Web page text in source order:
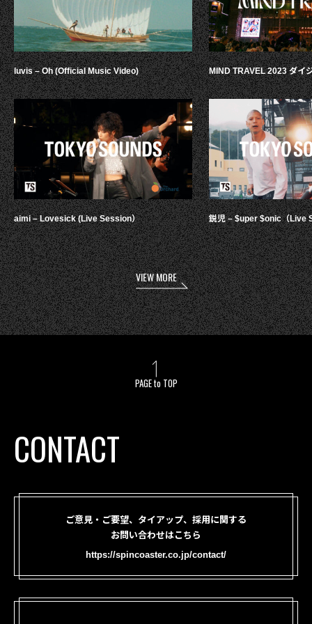
luvis – Oh (Official Music Video)
aimi – Lovesick (Live Session）
MIND TRAVEL 2023 ダイ
鋭児 – $uper $onic（Live
VIEW MORE
PAGE to TOP
CONTACT
ご意見・ご要望、タイアップ、採用に関する
お問い合わせはこちら
https://spincoaster.co.jp/contact/